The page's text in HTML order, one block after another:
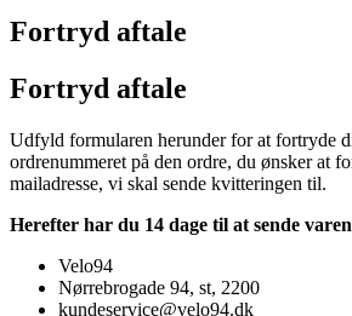
Fortryd aftale
Fortryd aftale
Udfyld formularen herunder for at fortryde
ordrenummeret på den ordre, du ønsker at
mailadresse, vi skal sende kvitteringen til.
Herefter har du 14 dage til at sende
Velo94
Nørrebrogade 94, st, 2200
kundeservice@velo94.dk